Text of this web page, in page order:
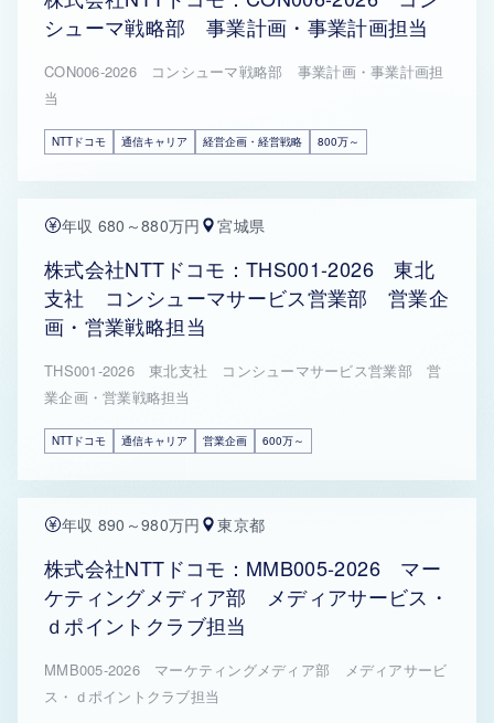
シューマ戦略部 事業計画・事業計画担当
CON006-2026 コンシューマ戦略部 事業計画・事業計画担
当
NTTドコモ 通信キャリア 経営企画・経営戦略 800万～
年収 680～880万円 宮城県
株式会社NTTドコモ：THS001-2026 東北
支社 コンシューマサービス営業部 営業企
画・営業戦略担当
THS001-2026 東北支社 コンシューマサービス営業部 営
業企画・営業戦略担当
NTTドコモ 通信キャリア 営業企画 600万～
年収 890～980万円 東京都
株式会社NTTドコモ：MMB005-2026 マー
ケティングメディア部 メディアサービス・
ｄポイントクラブ担当
MMB005-2026 マーケティングメディア部 メディアサービ
ス・ｄポイントクラブ担当